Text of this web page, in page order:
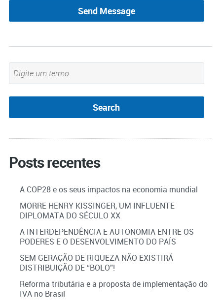
Posts recentes
A COP28 e os seus impactos na economia mundial
MORRE HENRY KISSINGER, UM INFLUENTE
DIPLOMATA DO SÉCULO XX
A INTERDEPENDÊNCIA E AUTONOMIA ENTRE OS
PODERES E O DESENVOLVIMENTO DO PAÍS
SEM GERAÇÃO DE RIQUEZA NÃO EXISTIRÁ
DISTRIBUIÇÃO DE “BOLO”!
Reforma tributária e a proposta de implementação do
IVA no Brasil